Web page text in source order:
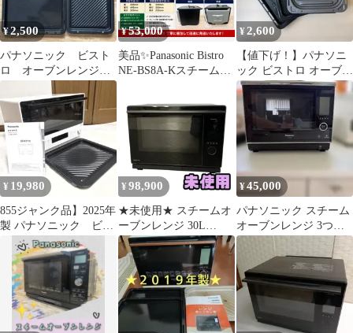
¥2,500
パナソニック ビスト
ロ オーブンレンジ用
角皿 3枚セット
¥53,000
美品✨Panasonic Bistro
NE-BS8A-Kスチームオ
¥2,600
【値下げ！】パナソニ
ック ビストロ オーブン
用角皿 3枚セット
¥ 19,980
855ジャンク品】2025年
製 パナソニック ビス
トロ スチームオーブ
ンレンジ
¥ 98,900
★未使用★ スチームオ
ーブンレンジ 30L
Panasonic パナソニック
ビストロ NE-UBS10D-
K ブラック 2025年製
EUN247237相
¥45,000
パナソニック スチーム
オーブンレンジ 3つ星
ビストロ NE-BS1400-W